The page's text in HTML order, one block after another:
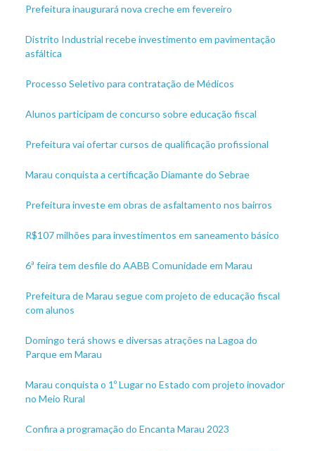
Prefeitura inaugurará nova creche em fevereiro
Distrito Industrial recebe investimento em pavimentação
asfáltica
Processo Seletivo para contratação de Médicos
Alunos participam de concurso sobre educação fiscal
Prefeitura vai ofertar cursos de qualificação profissional
Marau conquista a certificação Diamante do Sebrae
Prefeitura investe em obras de asfaltamento nos bairros
R$107 milhões para investimentos em saneamento básico
6ª feira tem desfile do AABB Comunidade em Marau
Prefeitura de Marau segue com projeto de educação fiscal
com alunos
Domingo terá shows e diversas atrações na Lagoa do
Parque em Marau
Marau conquista o 1º Lugar no Estado com projeto inovador
no Meio Rural
Confira a programação do Encanta Marau 2023